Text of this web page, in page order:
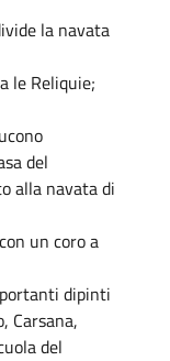
la navata
le Reliquie;
del
alla navata di
un coro a
dipinti
Carsana,
del